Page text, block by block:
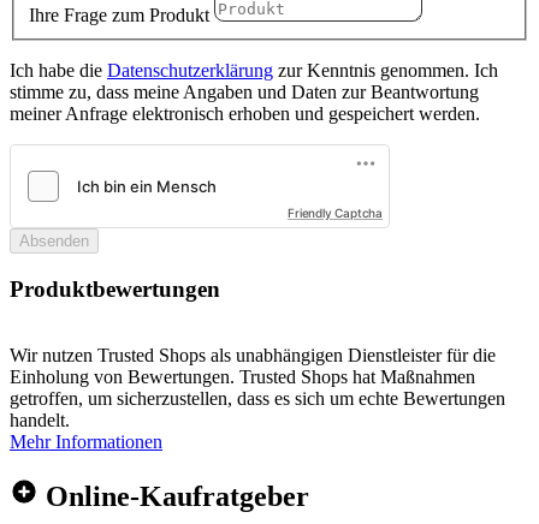
Ihre Frage zum Produkt
Ich habe die Datenschutzerklärung zur Kenntnis genommen. Ich
stimme zu, dass meine Angaben und Daten zur Beantwortung
meiner Anfrage elektronisch erhoben und gespeichert werden.
Friendly Captcha
Absenden
Produktbewertungen
Wir nutzen Trusted Shops als unabhängigen Dienstleister für die
Einholung von Bewertungen. Trusted Shops hat Maßnahmen
getroffen, um sicherzustellen, dass es sich um echte Bewertungen
handelt.
Mehr Informationen
Online-Kaufratgeber